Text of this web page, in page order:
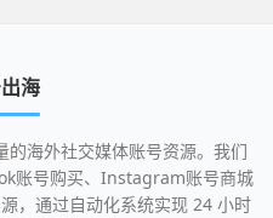
海
海外社交媒体账号资源。我们
账号购买、Instagram账号商城
，通过自动化系统实现 24 小时